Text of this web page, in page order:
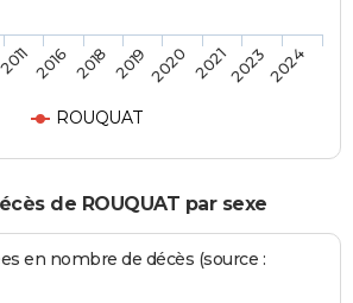
ROUQUAT
2011 2016 2018 20192020 202120232024
de ROUQUAT par sexe
en nombre de décès (source :